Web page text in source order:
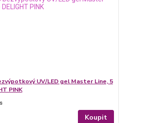
UV/LED gel Master Line, 5
PINK
Koupit